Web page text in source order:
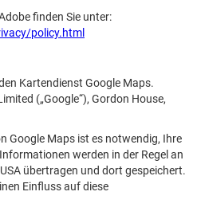
finden Sie unter:
policy.html
Kartendienst Google Maps.
(„Google“), Gordon House,
Google Maps ist es notwendig, Ihre
werden in der Regel an
übertragen und dort gespeichert.
Einfluss auf diese